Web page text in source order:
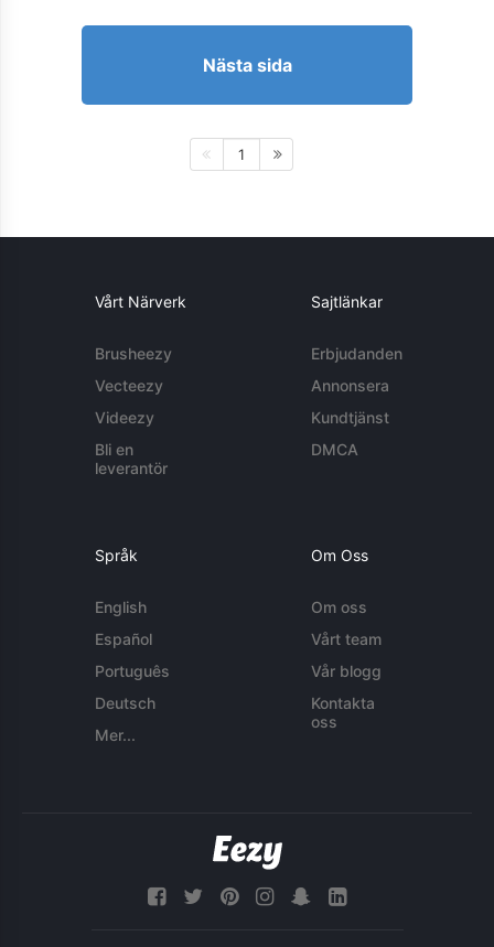
Nästa sida
1
Vårt Närverk
Brusheezy
Vecteezy
Videezy
Bli en
leverantör
Sajtlänkar
Erbjudanden
Annonsera
Kundtjänst
DMCA
Språk
English
Español
Português
Deutsch
Mer...
Om Oss
Om oss
Vårt team
Vår blogg
Kontakta
oss